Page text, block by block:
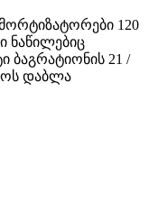
120
ნაწილებიც
ბაგრატიონის 21 /
დაბლა